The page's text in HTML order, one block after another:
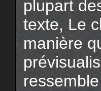
plupart
texte, Le
manière